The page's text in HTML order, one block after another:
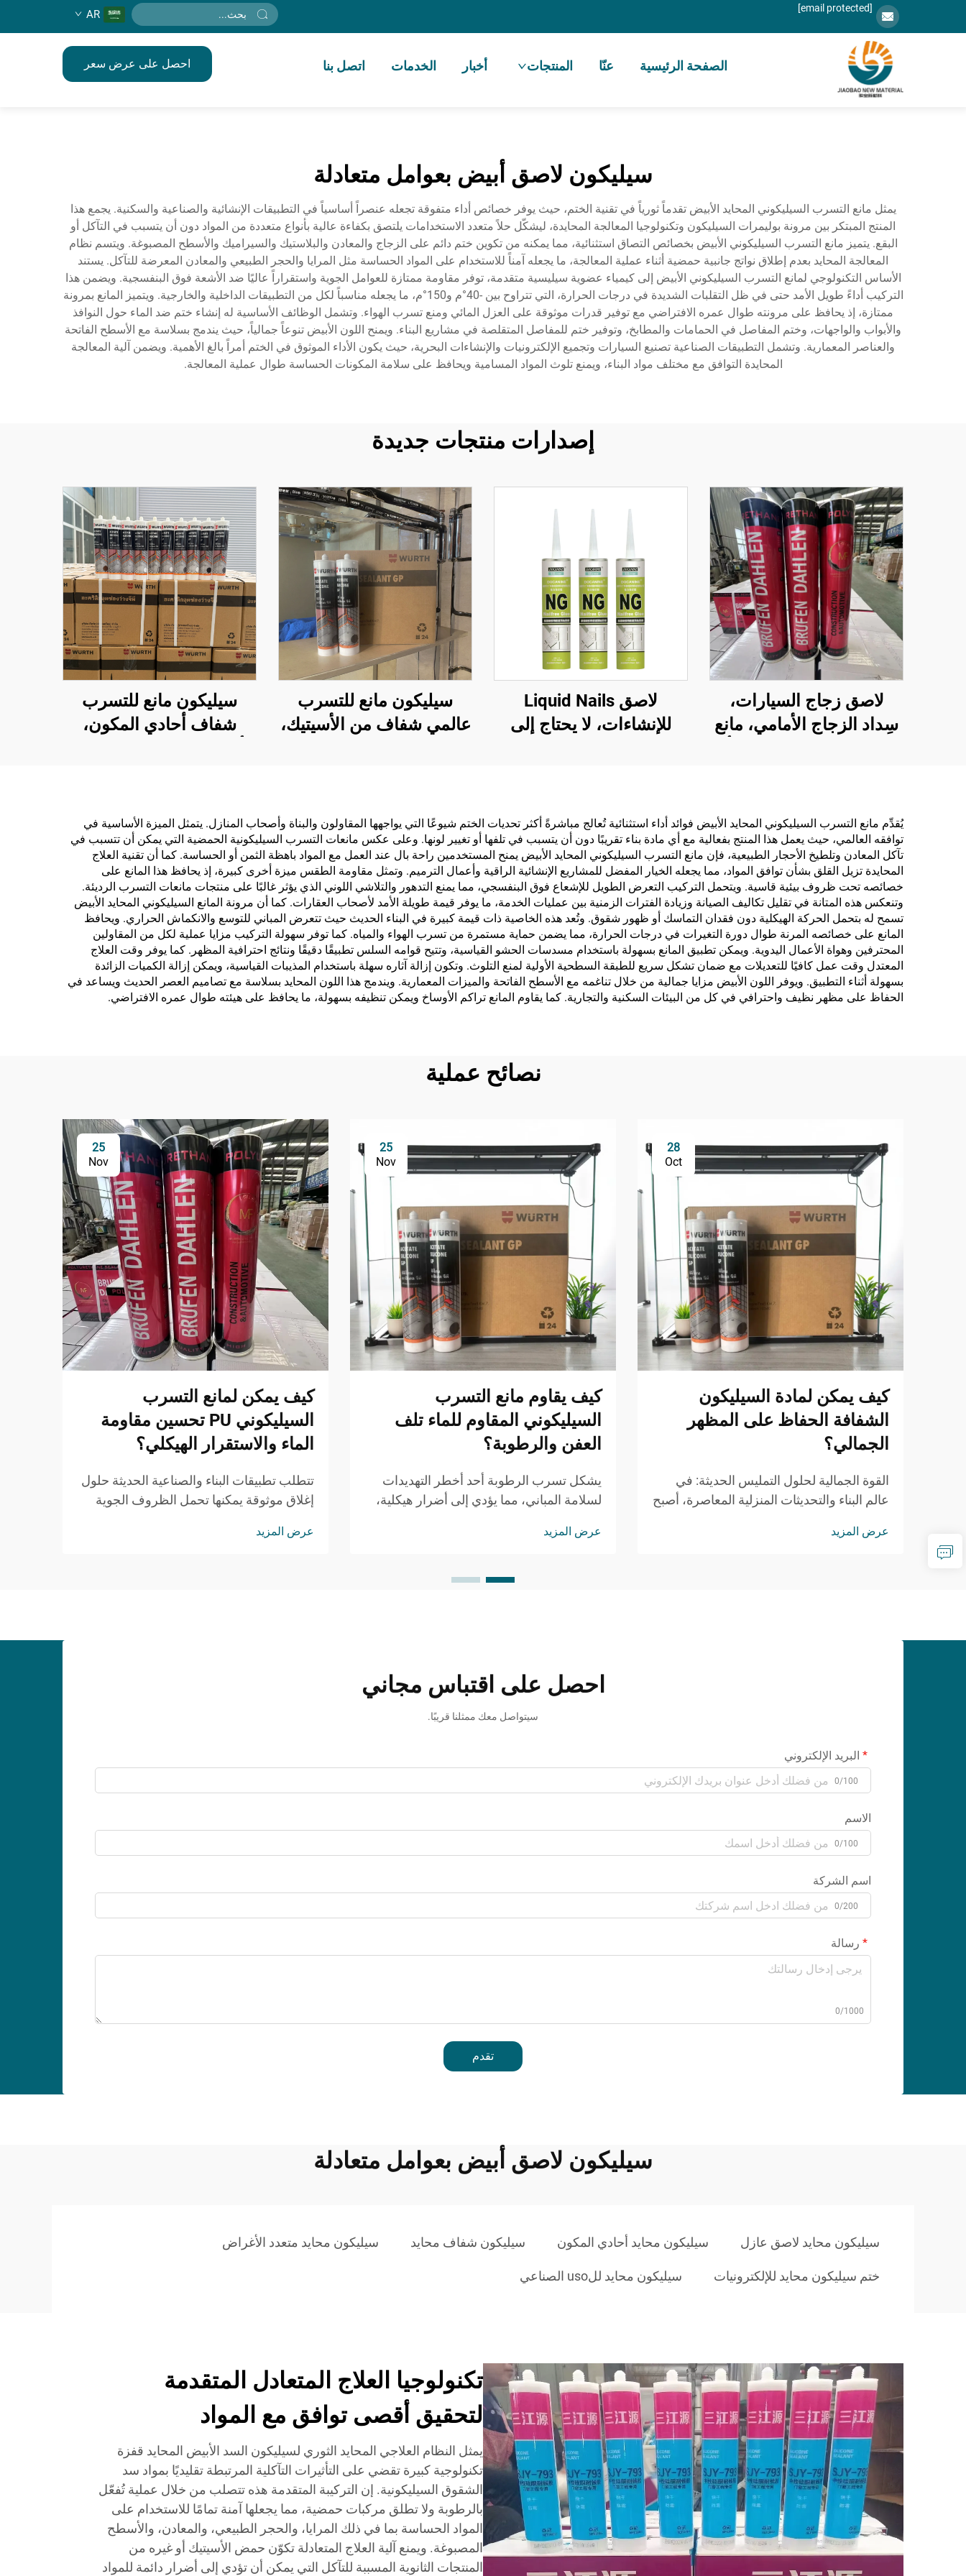
[email protected]
AR
الصفحة الرئيسية عنّا المنتجات أخبار الخدمات اتصل بنا احصل على عرض سعر
سيليكون لاصق أبيض بعوامل متعادلة
يمثل مانع التسرب السيليكوني المحايد الأبيض تقدماً ثورياً في تقنية الختم، حيث يوفر خصائص أداء متفوقة تجعله عنصراً أساسياً في التطبيقات الإنشائية والصناعية والسكنية. يجمع هذا
المنتج المبتكر بين مرونة بوليمرات السيليكون وتكنولوجيا المعالجة المحايدة، ليشكّل حلاً متعدد الاستخدامات يلتصق بكفاءة عالية بأنواع متعددة من المواد دون أن يتسبب في التآكل أو
البقع. يتميز مانع التسرب السيليكوني الأبيض بخصائص التصاق استثنائية، مما يمكنه من تكوين ختم دائم على الزجاج والمعادن والبلاستيك والسيراميك والأسطح المصبوغة. ويتسم نظام
المعالجة المحايد بعدم إطلاق نواتج جانبية حمضية أثناء عملية المعالجة، ما يجعله آمناً للاستخدام على المواد الحساسة مثل المرايا والحجر الطبيعي والمعادن المعرضة للتآكل. يستند
الأساس التكنولوجي لمانع التسرب السيليكوني الأبيض إلى كيمياء عضوية سيليسية متقدمة، توفر مقاومة ممتازة للعوامل الجوية واستقراراً عاليًا ضد الأشعة فوق البنفسجية. ويضمن هذا
التركيب أداءً طويل الأمد حتى في ظل التقلبات الشديدة في درجات الحرارة، التي تتراوح بين -40°م و150°م، ما يجعله مناسباً لكل من التطبيقات الداخلية والخارجية. ويتميز المانع بمرونة
ممتازة، إذ يحافظ على مرونته طوال عمره الافتراضي مع توفير قدرات موثوقة على العزل المائي ومنع تسرب الهواء. وتشمل الوظائف الأساسية له إنشاء ختم ضد الماء حول النوافذ
والأبواب والواجهات، وختم المفاصل في الحمامات والمطابخ، وتوفير ختم للمفاصل المتقلصة في مشاريع البناء. ويمنح اللون الأبيض تنوعاً جمالياً، حيث يندمج بسلاسة مع الأسطح الفاتحة
والعناصر المعمارية. وتشمل التطبيقات الصناعية تصنيع السيارات وتجميع الإلكترونيات والإنشاءات البحرية، حيث يكون الأداء الموثوق في الختم أمراً بالغ الأهمية. ويضمن آلية المعالجة
المحايدة التوافق مع مختلف مواد البناء، ويمنع تلوث المواد المسامية ويحافظ على سلامة المكونات الحساسة طوال عملية المعالجة.
إصدارات منتجات جديدة
لاصق زجاج السيارات،
سِداد الزجاج الأمامي، مانع
لاصق Liquid Nails
للإنشاءات، لا يحتاج إلى
سيليكون مانع للتسرب
عالمي شفاف من الأسيتيك،
سيليكون مانع للتسرب
شفاف أحادي المكون،
يُقدِّم مانع التسرب السيليكوني المحايد الأبيض فوائد أداء استثنائية تُعالج مباشرةً أكثر تحديات الختم شيوعًا التي يواجهها المقاولون والبناة وأصحاب المنازل. يتمثل الميزة الأساسية في
توافقه العالمي، حيث يعمل هذا المنتج بفعالية مع أي مادة بناء تقريبًا دون أن يتسبب في تلفها أو تغيير لونها. وعلى عكس مانعات التسرب السيليكونية الحمضية التي يمكن أن تتسبب في
تآكل المعادن وتلطيخ الأحجار الطبيعية، فإن مانع التسرب السيليكوني المحايد الأبيض يمنح المستخدمين راحة بال عند العمل مع المواد باهظة الثمن أو الحساسة. كما أن تقنية العلاج
المحايدة تزيل القلق بشأن توافق المواد، مما يجعله الخيار المفضل للمشاريع الإنشائية الراقية وأعمال الترميم. وتمثل مقاومة الطقس ميزة أخرى كبيرة، إذ يحافظ هذا المانع على
خصائصه تحت ظروف بيئية قاسية. ويتحمل التركيب التعرض الطويل للإشعاع فوق البنفسجي، مما يمنع التدهور والتلاشي اللوني الذي يؤثر غالبًا على منتجات مانعات التسرب الرديئة.
وتنعكس هذه المتانة في تقليل تكاليف الصيانة وزيادة الفترات الزمنية بين عمليات الخدمة، ما يوفر قيمة طويلة الأمد لأصحاب العقارات. كما أن مرونة المانع السيليكوني المحايد الأبيض
تسمح له بتحمل الحركة الهيكلية دون فقدان التماسك أو ظهور شقوق. وتُعد هذه الخاصية ذات قيمة كبيرة في البناء الحديث حيث تتعرض المباني للتوسع والانكماش الحراري. ويحافظ
المانع على خصائصه المرنة طوال دورة التغيرات في درجات الحرارة، مما يضمن حماية مستمرة من تسرب الهواء والمياه. كما توفر سهولة التركيب مزايا عملية لكل من المقاولين
المحترفين وهواة الأعمال اليدوية. ويمكن تطبيق المانع بسهولة باستخدام مسدسات الحشو القياسية، وتتيح قوامه السلس تطبيقًا دقيقًا ونتائج احترافية المظهر. كما يوفر وقت العلاج
المعتدل وقت عمل كافيًا للتعديلات مع ضمان تشكل سريع للطبقة السطحية الأولية لمنع التلوث. وتكون إزالة آثاره سهلة باستخدام المذيبات القياسية، ويمكن إزالة الكميات الزائدة
بسهولة أثناء التطبيق. ويوفر اللون الأبيض مزايا جمالية من خلال تناغمه مع الأسطح الفاتحة والميزات المعمارية. ويندمج هذا اللون المحايد بسلاسة مع تصاميم العصر الحديث ويساعد في
الحفاظ على مظهر نظيف واحترافي في كل من البيئات السكنية والتجارية. كما يقاوم المانع تراكم الأوساخ ويمكن تنظيفه بسهولة، ما يحافظ على هيئته طوال عمره الافتراضي.
نصائح عملية
28
Oct
كيف يمكن لمادة السيليكون
الشفافة الحفاظ على المظهر
الجمالي؟
القوة الجمالية لحلول التمليس الحديثة: في
عالم البناء والتحديثات المنزلية المعاصرة، أصبح
الوظائف أمرًا متزايد الأهمية. يمثل مانع
عرض المزيد
25
Nov
كيف يقاوم مانع التسرب
السيليكوني المقاوم للماء تلف
العفن والرطوبة؟
يشكل تسرب الرطوبة أحد أخطر التهديدات
لسلامة المباني، مما يؤدي إلى أضرار هيكلية،
بشكل متزايد من قِبل المقاولين المحترفين
عرض المزيد
25
Nov
كيف يمكن لمانع التسرب
السيليكوني PU تحسين مقاومة
الماء والاستقرار الهيكلي؟
تتطلب تطبيقات البناء والصناعية الحديثة حلول
إغلاق موثوقة يمكنها تحمل الظروف الجوية
عرض المزيد
احصل على اقتباس مجاني
سيتواصل معك ممثلنا قريبًا.
البريد الإلكتروني
0/100
الاسم
0/100
اسم الشركة
0/200
رسالة
0/1000
تقدم
سيليكون لاصق أبيض بعوامل متعادلة
سيليكون محايد لاصق عازل سيليكون محايد أحادي المكون سيليكون شفاف محايد سيليكون محايد متعدد الأغراض
ختم سيليكون محايد للإلكترونيات سيليكون محايد للuso الصناعي
تكنولوجيا العلاج المتعادل المتقدمة
لتحقيق أقصى توافق مع المواد
يمثل النظام العلاجي المحايد الثوري لسيليكون السد الأبيض المحايد قفزة
تكنولوجية كبيرة تقضي على التأثيرات التآكلية المرتبطة تقليديًا بمواد سد
الشقوق السيليكونية. إن التركيبة المتقدمة هذه تتصلب من خلال عملية تُفعّل
بالرطوبة ولا تطلق مركبات حمضية، مما يجعلها آمنة تمامًا للاستخدام على
المواد الحساسة بما في ذلك المرايا، والحجر الطبيعي، والمعادن، والأسطح
المصبوغة. ويمنع آلية العلاج المتعادلة تكوّن حمض الأسيتيك أو غيره من
المنتجات الثانوية المسببة للتآكل التي يمكن أن تؤدي إلى أضرار دائمة للمواد